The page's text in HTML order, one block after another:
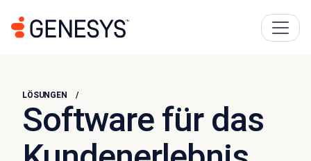
LÖSUNGEN
Software für das